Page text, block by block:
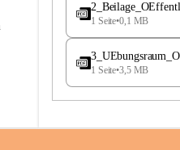
e
a
1 Seite•0,1 MB
1 Seite•3,5 MB